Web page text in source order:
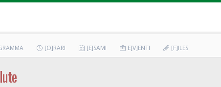
[O]RARI [E]SAMI E[V]ENTI [F]ILES